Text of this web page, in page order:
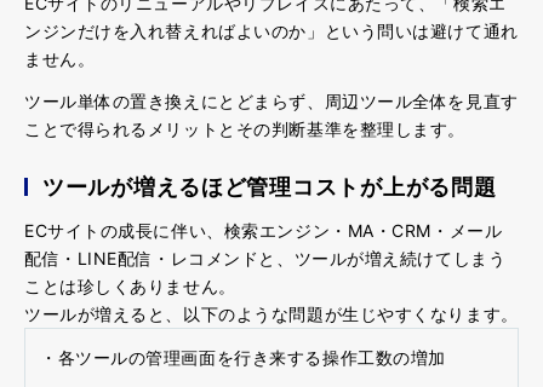
ンジンだけを入れ替えればよいのか」という問いは避けて通れ
ません。
ツール単体の置き換えにとどまらず、周辺ツール全体を見直す
ことで得られるメリットとその判断基準を整理します。
ツールが増えるほど管理コストが上がる問題
ECサイトの成長に伴い、検索エンジン・MA・CRM・メール
配信・LINE配信・レコメンドと、ツールが増え続けてしまう
ことは珍しくありません。
ツールが増えると、以下のような問題が生じやすくなります。
・各ツールの管理画面を行き来する操作工数の増加